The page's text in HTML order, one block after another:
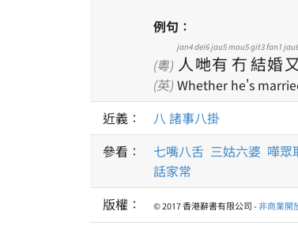
例句：
(粵) 人
jan4
哋
dei6
有
jau5
冇
mou5
結
git3
婚
fan1
(英) Whether he's
近義：
八 諸事八掛
參看：
七嘴八舌 三姑六婆 嘩眾
話家常
版權： © 2017 香港辭書有限公司 -非商業開